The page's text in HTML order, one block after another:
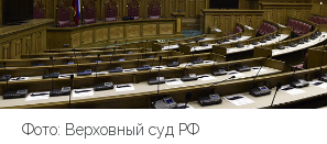
Фото: Верховный суд РФ